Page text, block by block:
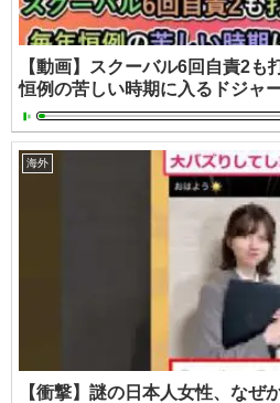
【動画】スクーバル6回自責2も
恒例の苦しい時期に入るドジャ
海外
【衝撃】謎の日本人女性、なぜ